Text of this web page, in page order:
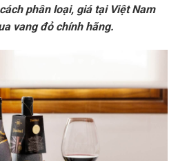
phân loại, giá tại Việt Nam
vang đỏ chính hãng.